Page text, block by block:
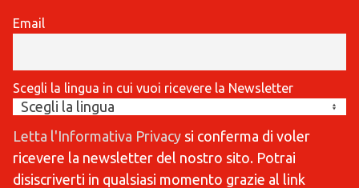
Email
Scegli la lingua in cui vuoi ricevere la Newsletter
Letta l'Informativa Privacy si conferma di voler
ricevere la newsletter del nostro sito. Potrai
disiscriverti in qualsiasi momento grazie al link